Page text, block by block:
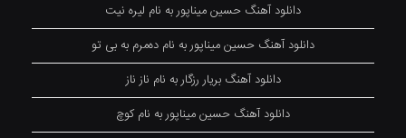
دانلود آهنگ حسین میناپور به نام لیره نیت
دانلود آهنگ حسین میناپور به نام دەمرم بە بی تو
دانلود آهنگ بریار رزگار به نام ناز ناز
دانلود آهنگ حسین میناپور به نام کوچ